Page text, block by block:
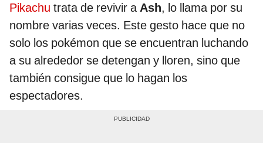
Pikachu trata de revivir aAsh, lo llama por su
nombre varias veces. Este gesto hace que no
solo los pokémon que se encuentran luchando
a su alrededor se detengan y lloren, sino que
también consigue que lo hagan los
espectadores.